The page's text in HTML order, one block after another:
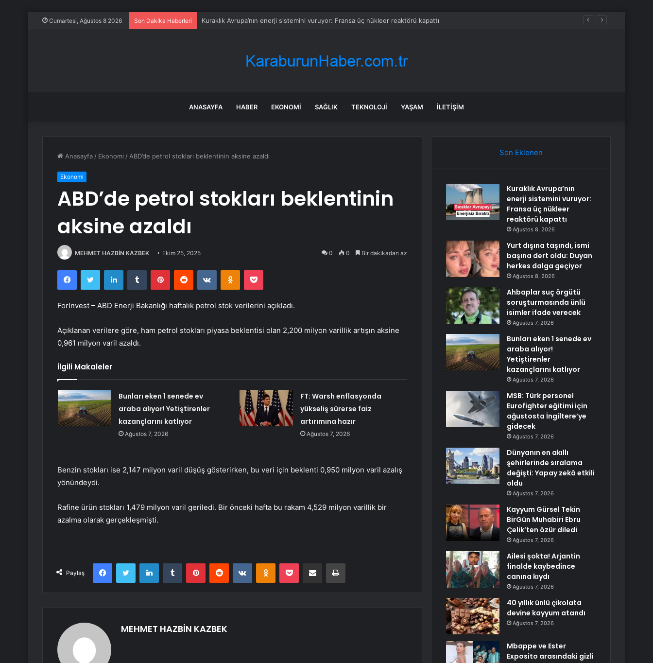
Cumartesi, Ağustos 8 2026 Son Dakika Haberleri Yurt dışına taşındı, ismi başına dert oldu: Duyan herkes dalga geçiyor
ANASAYFA HABER EKONOMI SAĞLIK TEKNOLOJI YAŞAM İLETIŞIM
Anasayfa / Ekonomi / ABD’de petrol stokları beklentinin aksine azaldı
Ekonomi
ABD’de petrol stokları beklentinin
aksine azaldı
MEHMET HAZBİN KAZBEK Ekim 25, 2025 0 0 Bir dakikadan az
FacebookTwitter LinkedInTumblr PinterestReddit VKontakteOdnoklassniki
Pocket
ForInvest – ABD Enerji Bakanlığı haftalık petrol stok verilerini açıkladı.
Açıklanan verilere göre, ham petrol stokları piyasa beklentisi olan 2,200 milyon varillik artışın aksine
0,961 milyon varil azaldı.
İlgili Makaleler
Bunları eken 1 senede ev
araba alıyor! Yetiştirenler
kazançlarını katlıyor
Ağustos 7, 2026
FT: Warsh enflasyonda
yükseliş sürerse faiz
artırımına hazır
Ağustos 7, 2026
Benzin stokları ise 2,147 milyon varil düşüş gösterirken, bu veri için beklenti 0,950 milyon varil azalış
yönündeydi.
Rafine ürün stokları 1,479 milyon varil geriledi. Bir önceki hafta bu rakam 4,529 milyon varillik bir
azalma olarak gerçekleşmişti.
Paylaş
FacebookTwitter LinkedInTumblr PinterestReddit VKontakteOdnoklassniki
Pocket E-Posta ile paylaş Yazdır
MEHMET HAZBİN KAZBEK
Son Eklenen
Kuraklık Avrupa’nın
enerji sistemini vuruyor:
Fransa üç nükleer
reaktörü kapattı
Ağustos 8, 2026
Yurt dışına taşındı, ismi
başına dert oldu: Duyan
herkes dalga geçiyor
Ağustos 8, 2026
Ahbaplar suç örgütü
soruşturmasında ünlü
isimler ifade verecek
Ağustos 7, 2026
Bunları eken 1 senede ev
araba alıyor!
Yetiştirenler
kazançlarını katlıyor
Ağustos 7, 2026
MSB: Türk personel
Eurofighter eğitimi için
ağustosta İngiltere’ye
gidecek
Ağustos 7, 2026
Dünyanın en akıllı
şehirlerinde sıralama
değişti: Yapay zekâ etkili
oldu
Ağustos 7, 2026
Kayyum Gürsel Tekin
BirGün Muhabiri Ebru
Çelik’ten özür diledi
Ağustos 7, 2026
Ailesi şokta! Arjantin
finalde kaybedince
canına kıydı
Ağustos 7, 2026
40 yıllık ünlü çikolata
devine kayyum atandı
Ağustos 7, 2026
Mbappe ve Ester
Exposito arasındaki gizli